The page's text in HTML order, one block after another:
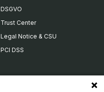
DSGVO
Trust Center
Legal Notice & CSU
PCI DSS